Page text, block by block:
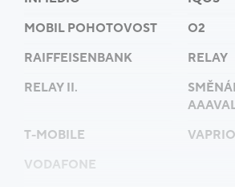
Nakoupíte u nás za stejnou cenu
výhody jako pořádající
Na našem přehledném webu
zákazníků.
MOBIL POHOTOVOST
O2
RAIFFEISENBANK
RELAY
RELAY II.
T-MOBILE
VAPRIO
VODAFONE